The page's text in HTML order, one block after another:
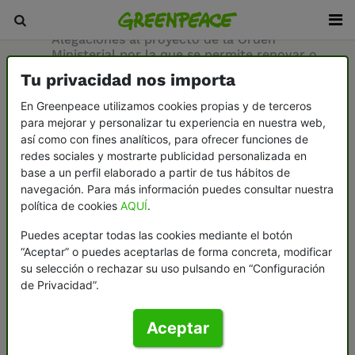
Sala de prensa / Documentos
Alegaciones al proyecto de la Orden
Ministerial por la que se permite renovar o
cogeneración de gas o biomasa para la
24-01-2022
Alegaciones al
proyecto de la
Orden Ministerial
por la que se
permite renovar o
Tu privacidad nos importa
En Greenpeace utilizamos cookies propias y de terceros
para mejorar y personalizar tu experiencia en nuestra web,
así como con fines analíticos, para ofrecer funciones de
redes sociales y mostrarte publicidad personalizada en
base a un perfil elaborado a partir de tus hábitos de
navegación. Para más información puedes consultar nuestra
política de cookies AQUÍ.
Puedes aceptar todas las cookies mediante el botón
“Aceptar” o puedes aceptarlas de forma concreta, modificar
su selección o rechazar su uso pulsando en “Configuración
de Privacidad”.
Aceptar